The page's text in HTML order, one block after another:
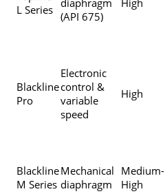
L Series diaphragm
(API 675)
High
Blackline
Pro
Electronic
control &
variable
speed
High
Blackline
M Series
Mechanical
diaphragm
Medium-
High